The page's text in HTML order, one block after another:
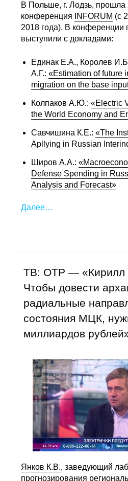
Материалы
О совете
Регулярные прогнозы
Квартальный
Краткосрочный
Оценка индекса
производства
Российская Система
Мониторинга
Центр «Климатическая
Кафедра МФТИ
Кафедра МАДИ
Аспирантура
Об аспирантуре
Поступление
Обучение
Нормативные
Диссертационный
О совете
В Польше, г. Лодзь,
конференция
INFORUM (с
2018 года). В конференции
выступили с докладами:
Единак Е.А., Королев
А.Г.: «Estimation of future
migration on the base
Колпаков А.Ю.: «Electric
the World Economy and
Савчишина К.Е.: «The
Apllying in Russian
Широв А.А.:
Defense Spending in
Analysis and Forecast»
Далее…
ТВ: ОТР — «Кирилл
Чтобы довести
радиальные
состояния МЦК,
миллиардов
Янков К.В., заведующий
прогнозирования